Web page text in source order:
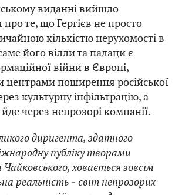
виданні вийшло
про те, що Гергієв не просто
кількістю нерухомості в
його вілли та палаци є
війни в Європі,
центрами поширення російської
культурну інфільтрацію, а
через непрозорі компанії.
диригента, здатного
публіку творами
ховається зовсім
реальність ‒ світ непрозорих